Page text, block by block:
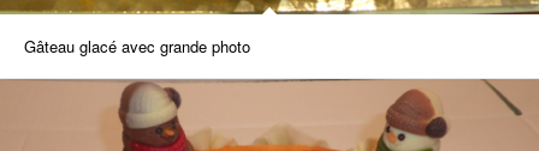
Gâteau glacé avec grande photo